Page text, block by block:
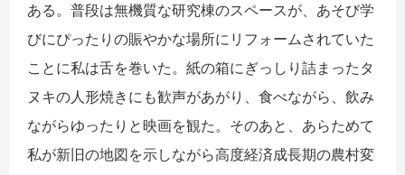
ある。普段は無機質な研究棟のスペースが、あそび学
びにぴったりの賑やかな場所にリフォームされていた
ことに私は舌を巻いた。紙の箱にぎっしり詰まったタ
ヌキの人形焼きにも歓声があがり、食べながら、飲み
ながらゆったりと映画を観た。そのあと、あらためて
私が新旧の地図を示しながら高度経済成長期の農村変